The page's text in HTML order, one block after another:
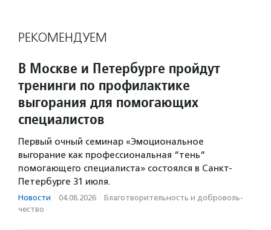
РЕКОМЕНДУЕМ
В Москве и Петербурге пройдут
тренинги по профилактике
выгорания для помогающих
специалистов
Первый очный семинар «Эмоциональное
выгорание как профессиональная “тень“
помогающего специалиста» состоялся в Санкт-
Петербурге 31 июля.
Новости · 04.08.2026 · Благотвори­тель­ность и доброволь­
чест­во